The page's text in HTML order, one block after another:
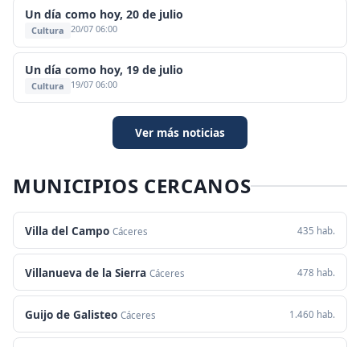
Un día como hoy, 20 de julio
Cultura 20/07 06:00
Un día como hoy, 19 de julio
Cultura 19/07 06:00
Ver más noticias
MUNICIPIOS CERCANOS
Villa del Campo Cáceres 435 hab.
Villanueva de la Sierra Cáceres 478 hab.
Guijo de Galisteo Cáceres 1.460 hab.